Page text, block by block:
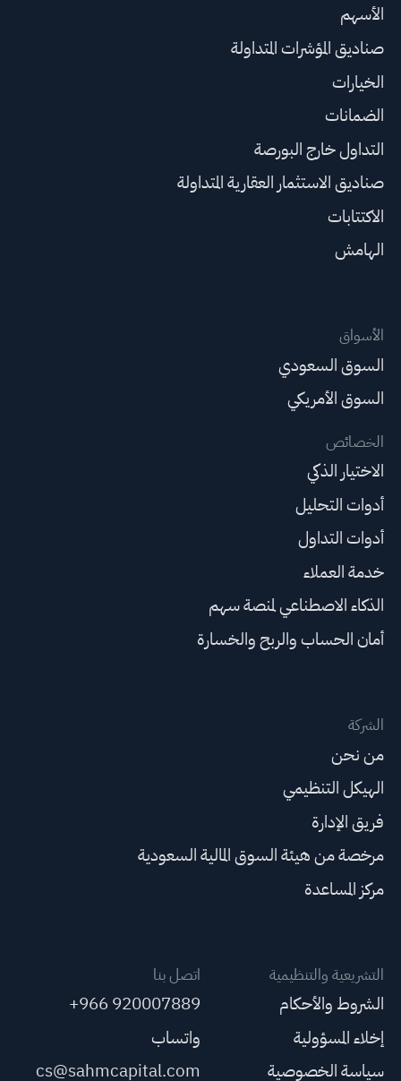
الأسهم
صناديق المؤشرات المتداولة
الخيارات
الضمانات
التداول خارج البورصة
صناديق الاستثمار العقارية المتداولة
الاكتتابات
الهامش
الأسواق
السوق السعودي
السوق الأمريكي
الخصائص
الاختيار الذكي
أدوات التحليل
أدوات التداول
خدمة العملاء
الذكاء الاصطناعي لمنصة سهم
أمان الحساب والربح والخسارة
الشركة
من نحن
الهيكل التنظيمي
فريق الإدارة
مرخصة من هيئة السوق المالية السعودية
مركز المساعدة
التشريعية والتنظيمية
الشروط والأحكام
إخلاء المسؤولية
سياسة الخصوصية
اتصل بنا
+966 920007889
واتساب
cs@sahmcapital.com